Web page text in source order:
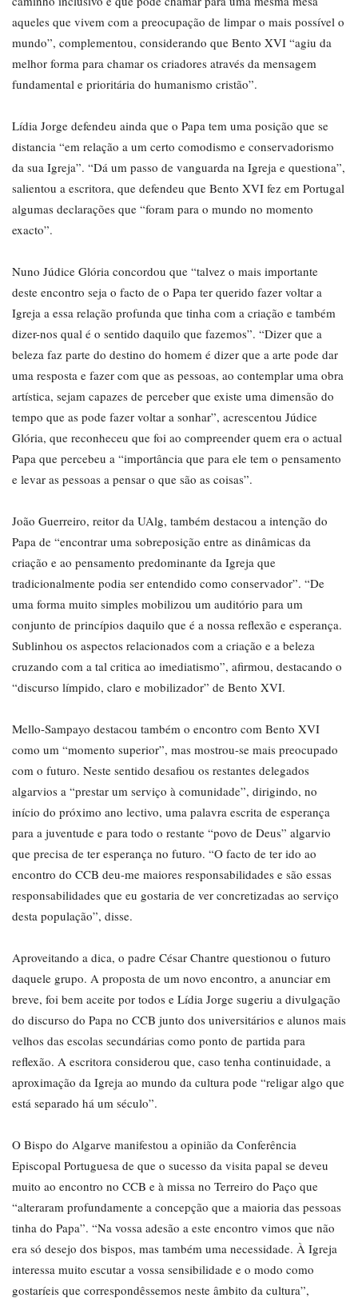
aqueles que vivem com a preocupação de limpar o mais possível o
mundo”, complementou, considerando que Bento XVI “agiu da
melhor forma para chamar os criadores através da mensagem
fundamental e prioritária do humanismo cristão”.
Lídia Jorge defendeu ainda que o Papa tem uma posição que se
distancia “em relação a um certo comodismo e conservadorismo
da sua Igreja”. “Dá um passo de vanguarda na Igreja e questiona”,
salientou a escritora, que defendeu que Bento XVI fez em Portugal
algumas declarações que “foram para o mundo no momento
exacto”.
Nuno Júdice Glória concordou que “talvez o mais importante
deste encontro seja o facto de o Papa ter querido fazer voltar a
Igreja a essa relação profunda que tinha com a criação e também
dizer-nos qual é o sentido daquilo que fazemos”. “Dizer que a
beleza faz parte do destino do homem é dizer que a arte pode dar
uma resposta e fazer com que as pessoas, ao contemplar uma obra
artística, sejam capazes de perceber que existe uma dimensão do
tempo que as pode fazer voltar a sonhar”, acrescentou Júdice
Glória, que reconheceu que foi ao compreender quem era o actual
Papa que percebeu a “importância que para ele tem o pensamento
e levar as pessoas a pensar o que são as coisas”.
João Guerreiro, reitor da UAlg, também destacou a intenção do
Papa de “encontrar uma sobreposição entre as dinâmicas da
criação e ao pensamento predominante da Igreja que
tradicionalmente podia ser entendido como conservador”. “De
uma forma muito simples mobilizou um auditório para um
conjunto de princípios daquilo que é a nossa reflexão e esperança.
Sublinhou os aspectos relacionados com a criação e a beleza
cruzando com a tal critica ao imediatismo”, afirmou, destacando o
“discurso límpido, claro e mobilizador” de Bento XVI.
Mello-Sampayo destacou também o encontro com Bento XVI
como um “momento superior”, mas mostrou-se mais preocupado
com o futuro. Neste sentido desafiou os restantes delegados
algarvios a “prestar um serviço à comunidade”, dirigindo, no
início do próximo ano lectivo, uma palavra escrita de esperança
para a juventude e para todo o restante “povo de Deus” algarvio
que precisa de ter esperança no futuro. “O facto de ter ido ao
encontro do CCB deu-me maiores responsabilidades e são essas
responsabilidades que eu gostaria de ver concretizadas ao serviço
desta população”, disse.
Aproveitando a dica, o padre César Chantre questionou o futuro
daquele grupo. A proposta de um novo encontro, a anunciar em
breve, foi bem aceite por todos e Lídia Jorge sugeriu a divulgação
do discurso do Papa no CCB junto dos universitários e alunos mais
velhos das escolas secundárias como ponto de partida para
reflexão. A escritora considerou que, caso tenha continuidade, a
aproximação da Igreja ao mundo da cultura pode “religar algo que
está separado há um século”.
O Bispo do Algarve manifestou a opinião da Conferência
Episcopal Portuguesa de que o sucesso da visita papal se deveu
muito ao encontro no CCB e à missa no Terreiro do Paço que
“alteraram profundamente a concepção que a maioria das pessoas
tinha do Papa”. “Na vossa adesão a este encontro vimos que não
era só desejo dos bispos, mas também uma necessidade. À Igreja
interessa muito escutar a vossa sensibilidade e o modo como
gostaríeis que correspondêssemos neste âmbito da cultura”,